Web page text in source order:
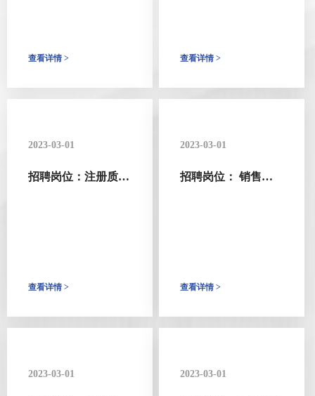
查看详情 > 查看详情 >
2023-03-01
招聘岗位：注册质量
查看详情 >
2023-03-01
招聘岗位： 销售经
查看详情 >
2023-03-01 2023-03-01